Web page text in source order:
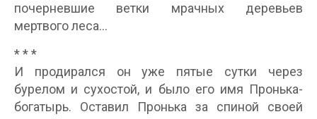
почерневшие ветки мрачных деревьев
мертвого леса…
* * *
И продирался он уже пятые сутки через
бурелом и сухостой, и было его имя Пронька-
богатырь. Оставил Пронька за спиной своей